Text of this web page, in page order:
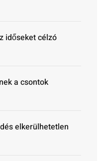
időseket célzó
a csontok
elkerülhetetlen